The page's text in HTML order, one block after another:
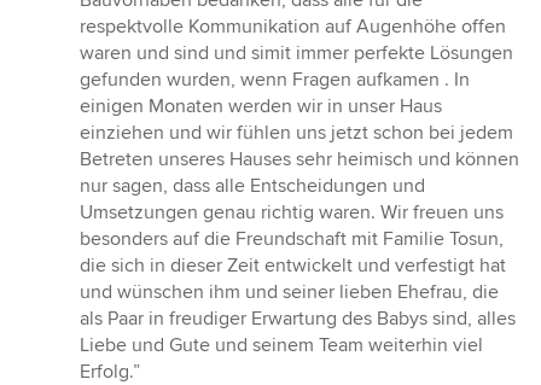
respektvolle Kommunikation auf Augenhöhe offen
waren und sind und simit immer perfekte Lösungen
gefunden wurden, wenn Fragen aufkamen . In
einigen Monaten werden wir in unser Haus
einziehen und wir fühlen uns jetzt schon bei jedem
Betreten unseres Hauses sehr heimisch und können
nur sagen, dass alle Entscheidungen und
Umsetzungen genau richtig waren. Wir freuen uns
besonders auf die Freundschaft mit Familie Tosun,
die sich in dieser Zeit entwickelt und verfestigt hat
und wünschen ihm und seiner lieben Ehefrau, die
als Paar in freudiger Erwartung des Babys sind, alles
Liebe und Gute und seinem Team weiterhin viel
Erfolg.”